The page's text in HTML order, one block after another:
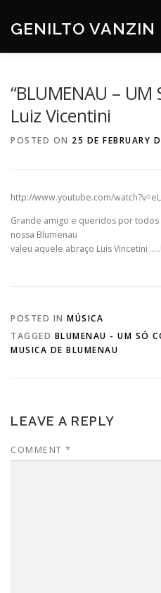
content
GENILTO VANZIN
“BLUMENAU – UM
Luiz Vicentini
POSTED ON 25 DE FEBRUARY
http://www.youtube.com/
Grande amigo e queridos por
nossa Blumenau
valeu aquele abraço Luis Vincetini
POSTED IN MÚSICA
TAGGED BLUMENAU - UM SÓ
MUSICA DE BLUMENAU
LEAVE A REPLY
COMMENT *